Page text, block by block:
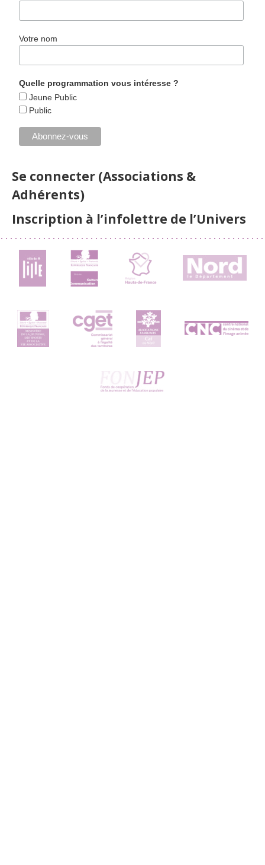
Votre nom
Quelle programmation vous intéresse ?
Jeune Public
Public
Se connecter (Associations &
Adhérents)
Inscription à l’infolettre de l’Univers